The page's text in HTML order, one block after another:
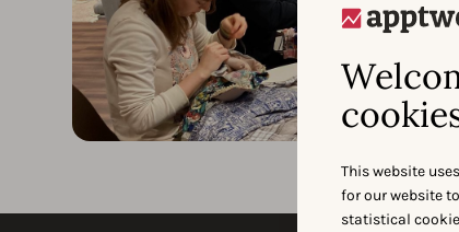
This website
for our website
statistical